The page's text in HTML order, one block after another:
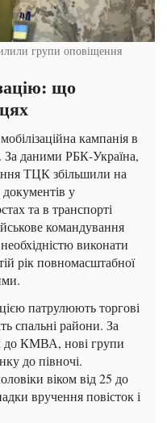
групи оповіщення
що
кампанія в
За даними РБК-Україна,
ТЦК збільшили на
у
та в транспорті
командування
виконати
рік повномасштабної
патрулюють торгові
спальні райони. За
до КМВА, нові групи
до півночі.
віком від 25 до
вручення повісток і